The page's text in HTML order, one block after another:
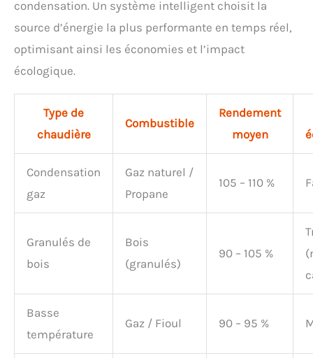
condensation. Un système intelligent choisit la
source d’énergie la plus performante en temps réel,
optimisant ainsi les économies et l’impact
écologique.
Type de
chaudière
Combustible
Rendement
moyen
Condensation
gaz
Gaz naturel /
Propane
105 – 110 %
Granulés de
bois
Bois
(granulés)
90 – 105 %
Basse
température
Gaz / Fioul 90 – 95 %